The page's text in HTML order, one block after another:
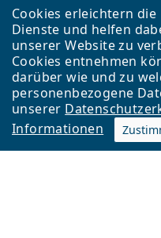
Cookies erleichtern
Dienste und helfen
unserer Website zu
Cookies entnehmen
darüber wie und zu
personenbezogene
unserer
Informationen
Zurück zur
Lentiamo s.r.o., Tschechien
Shops Lentiamo.de